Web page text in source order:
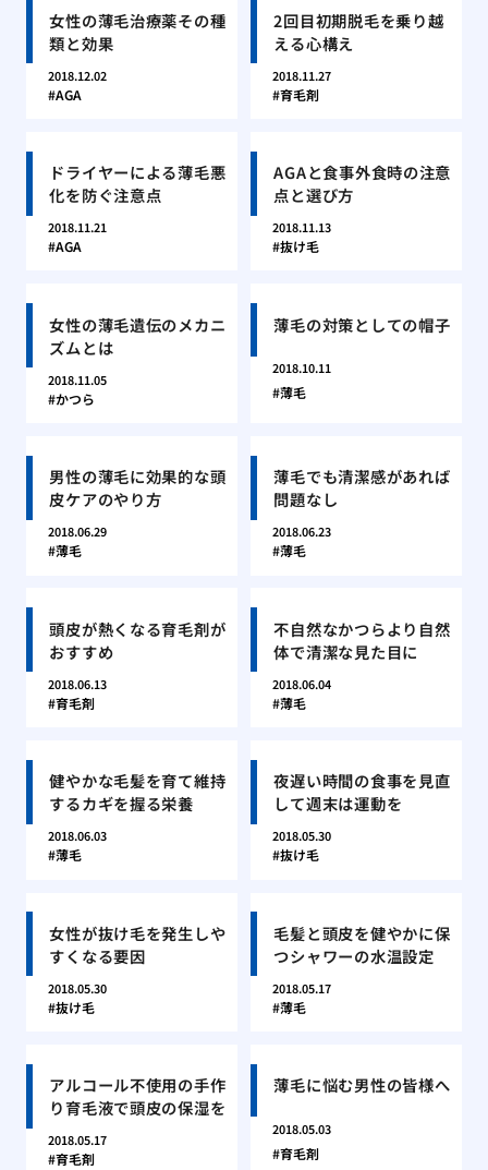
女性の薄毛治療薬その種
類と効果
2018.12.02
AGA
2回目初期脱毛を乗り越
える心構え
2018.11.27
育毛剤
ドライヤーによる薄毛悪
化を防ぐ注意点
2018.11.21
AGA
AGAと食事外食時の注意
点と選び方
2018.11.13
抜け毛
女性の薄毛遺伝のメカニ
ズムとは
2018.11.05
かつら
薄毛の対策としての帽子
2018.10.11
薄毛
男性の薄毛に効果的な頭
皮ケアのやり方
2018.06.29
薄毛
薄毛でも清潔感があれば
問題なし
2018.06.23
薄毛
頭皮が熱くなる育毛剤が
おすすめ
2018.06.13
育毛剤
不自然なかつらより自然
体で清潔な見た目に
2018.06.04
薄毛
健やかな毛髪を育て維持
するカギを握る栄養
2018.06.03
薄毛
夜遅い時間の食事を見直
して週末は運動を
2018.05.30
抜け毛
女性が抜け毛を発生しや
すくなる要因
2018.05.30
抜け毛
毛髪と頭皮を健やかに保
つシャワーの水温設定
2018.05.17
薄毛
アルコール不使用の手作
り育毛液で頭皮の保湿を
2018.05.17
育毛剤
薄毛に悩む男性の皆様へ
2018.05.03
育毛剤